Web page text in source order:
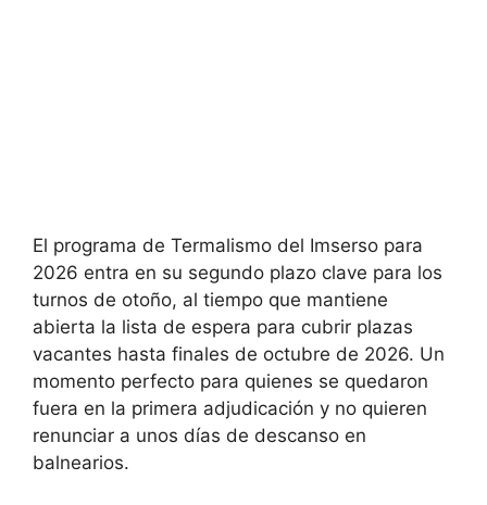
El programa de Termalismo del Imserso para
2026 entra en su segundo plazo clave para los
turnos de otoño, al tiempo que mantiene
abierta la lista de espera para cubrir plazas
vacantes hasta finales de octubre de 2026. Un
momento perfecto para quienes se quedaron
fuera en la primera adjudicación y no quieren
renunciar a unos días de descanso en
balnearios.